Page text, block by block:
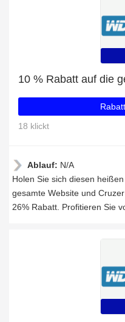
18 klickt
Ablauf: N/A
Holen Sie sich diesen
gesamte Website und
26% Rabatt. Profitieren Sie